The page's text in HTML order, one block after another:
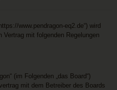
www.pendragon-eq2.de“) wird
mit folgenden Regelungen
(im Folgenden „das Board“)
mit dem Betreiber des Boards